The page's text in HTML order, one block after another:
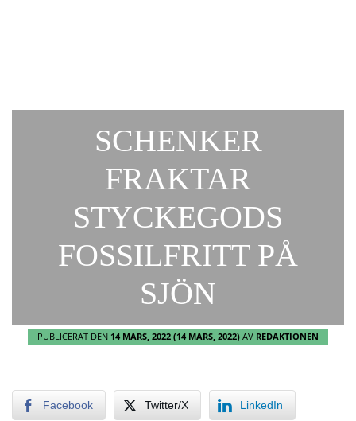
SCHENKER
FRAKTAR
STYCKEGODS
FOSSILFRITT PÅ
SJÖN
PUBLICERAT DEN 14 MARS, 2022 (14 MARS, 2022) AV REDAKTIONEN
Facebook Twitter/X LinkedIn